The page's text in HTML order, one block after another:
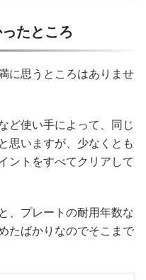
たところ
に思うところはありませ
ど使い手によって、同じ
思いますが、少なくとも
ントをすべてクリアして
、プレートの耐用年数な
たばかりなのでそこまで